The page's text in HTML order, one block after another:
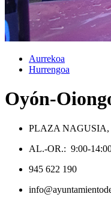
Aurrekoa
Hurrengoa
Oyón-
PLAZA
AL.-OR.: 9:00-
945 622 190